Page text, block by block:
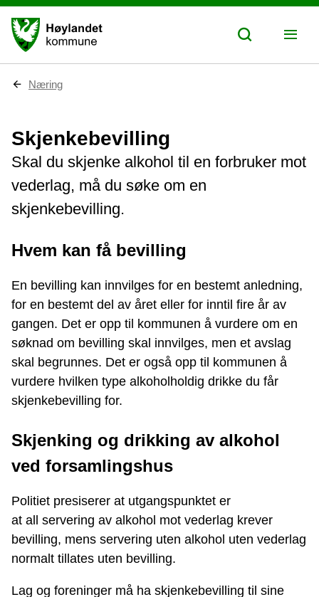
D
h
e
r
Næring
Skjenkebevilling
Skal du skjenke alkohol til en forbruker mot
vederlag, må du søke om en
skjenkebevilling.
Hvem kan få bevilling
En bevilling kan innvilges for en bestemt anledning,
for en bestemt del av året eller for inntil fire år av
gangen. Det er opp til kommunen å vurdere om en
søknad om bevilling skal innvilges, men et avslag
skal begrunnes. Det er også opp til kommunen å
vurdere hvilken type alkoholholdig drikke du får
skjenkebevilling for.
Skjenking og drikking av alkohol
ved forsamlingshus
Politiet presiserer at utgangspunktet er
at all servering av alkohol mot vederlag krever
bevilling, mens servering uten alkohol uten vederlag
normalt tillates uten bevilling.
Lag og foreninger må ha skjenkebevilling til sine